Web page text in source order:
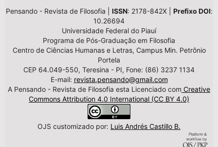
Pensando - Revista de Filosofia | ISSN: 2178-842X | Prefixo DOI:
10.26694
Universidade Federal do Piauí
Programa de Pós-Graduação em Filosofia
Centro de Ciências Humanas e Letras, Campus Min. Petrônio
Portela
CEP 64.049-550, Teresina - PI, Fone: (86) 3237 1134
E-mail: revista.pensando@gmail.com
A Pensando - Revista de Filosofia esta Licenciado com Creative
Commons Attribution 4.0 International (CC BY 4.0)
OJS customizado por: Luis Andrés Castillo B.